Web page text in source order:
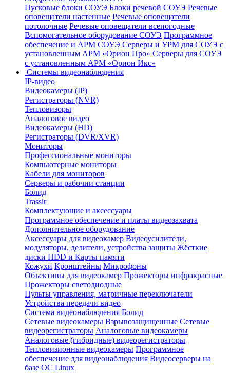
Пусковые блоки СОУЭ Блоки речевой СОУЭ Речевые
оповещатели настенные Речевые оповещатели
потолочные Речевые оповещатели всепогодные
Вспомогательное оборудование СОУЭ Программное
обеспечение и АРМ СОУЭ Серверы и УРМ для СОУЭ с
установленным АРМ «Орион Про» Серверы для СОУЭ
с установленным АРМ «Орион Икс»
Системы видеонаблюдения
IP-видео
Видеокамеры (IP)
Регистраторы (NVR)
Тепловизоры
Аналоговое видео
Видеокамеры (HD)
Регистраторы (DVR/XVR)
Мониторы
Профессиональные мониторы
Компьютерные мониторы
Кабели для мониторов
Серверы и рабочии станции
Болид
Trassir
Комплектующие и аксессуары
Программное обеспечение и платы видеозахвата
Дополнительное оборудование
Аксессуары для видеокамер Видеоусилители,
модуляторы, делители, устройства защиты Жёсткие
диски HDD и Карты памяти
Кожухи Кронштейны Микрофоны
Объективы для видеокамер Прожекторы инфракрасные
Прожекторы светодиодные
Пульты управления, матричные переключатели
Устройства передачи видео
Система видеонаблюдения Болид
Сетевые видеокамеры Взрывозащищенные Сетевые
видеорегистраторы Аналоговые видеокамеры
Аналоговые (гибридные) видеорегистраторы
Тепловизионные видеокамеры Программное
обеспечение для видеонаблюдения Видеосерверы на
базе ОС Linux